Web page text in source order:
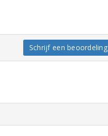
Schrijf een beoordeling